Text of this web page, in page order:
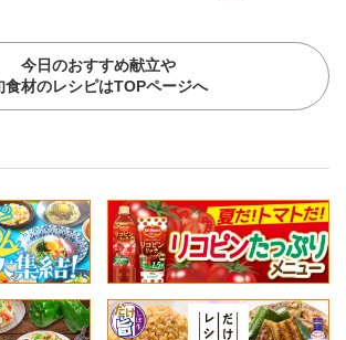
今日のおすすめ献立や
食材のレシピはTOPページへ